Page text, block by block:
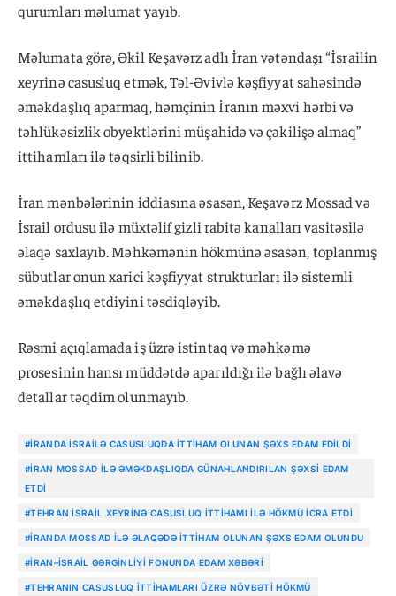
qurumları məlumat yayıb.
Məlumata görə, Əkil Keşavərz adlı İran vətəndaşı “İsrailin
xeyrinə casusluq etmək, Təl-Əvivlə kəşfiyyat sahəsində
əməkdaşlıq aparmaq, həmçinin İranın məxvi hərbi və
təhlükəsizlik obyektlərini müşahidə və çəkilişə almaq”
ittihamları ilə təqsirli bilinib.
İran mənbələrinin iddiasına əsasən, Keşavərz Mossad və
İsrail ordusu ilə müxtəlif gizli rabitə kanalları vasitəsilə
əlaqə saxlayıb. Məhkəmənin hökmünə əsasən, toplanmış
sübutlar onun xarici kəşfiyyat strukturları ilə sistemli
əməkdaşlıq etdiyini təsdiqləyib.
Rəsmi açıqlamada iş üzrə istintaq və məhkəmə
prosesinin hansı müddətdə aparıldığı ilə bağlı əlavə
detallar təqdim olunmayıb.
#İRANDA İSRAILƏ CASUSLUQDA ITTIHAM OLUNAN ŞƏXS EDAM EDILDI
#İRAN MOSSAD ILƏ ƏMƏKDAŞLIQDA GÜNAHLANDIRILAN ŞƏXSI EDAM
ETDI
#TEHRAN İSRAIL XEYRINƏ CASUSLUQ ITTIHAMI ILƏ HÖKMÜ ICRA ETDI
#İRANDA MOSSAD ILƏ ƏLAQƏDƏ ITTIHAM OLUNAN ŞƏXS EDAM OLUNDU
#İRAN–İSRAIL GƏRGINLIYI FONUNDA EDAM XƏBƏRI
#TEHRANIN CASUSLUQ ITTIHAMLARI ÜZRƏ NÖVBƏTI HÖKMÜ